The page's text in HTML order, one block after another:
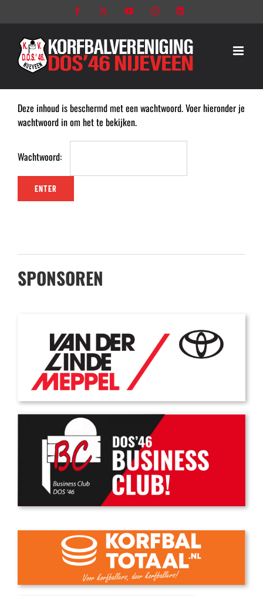
naar
Facebook YouTubeInstagram
Deze inhoud is beschermd met een wachtwoord. Voer hieronder je
wachtwoord in om het te bekijken.
Wachtwoord:
SPONSOREN